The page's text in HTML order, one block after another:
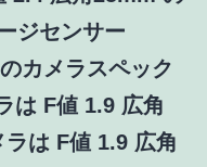
ジセンサー
カメラスペック
は F値 1.9 広角
は F値 1.9 広角